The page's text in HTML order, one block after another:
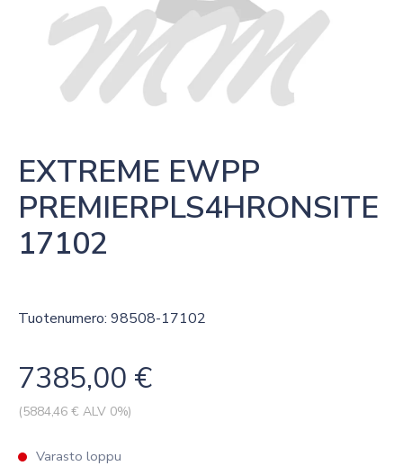
EXTREME EWPP
PREMIERPLS4HRONSITE
17102
Tuotenumero: 98508-17102
7385,00 €
(5884,46 € ALV 0%)
Varasto loppu